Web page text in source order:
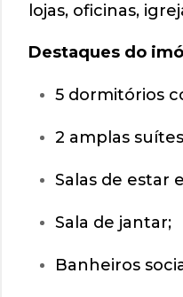
lojas, oficinas,
Destaques do
5 dormitórios
2 amplas
Salas de estar
Sala de jantar;
Banheiros